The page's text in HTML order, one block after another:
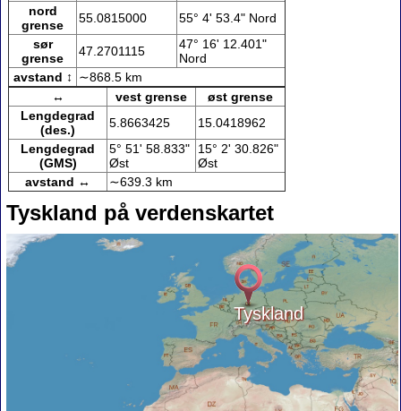
nord
grense
55.0815000
55° 4' 53.4" Nord
sør
grense
47.2701115
47° 16' 12.401"
Nord
avstand ↕
∼868.5 km
↔
vest grense
øst grense
Lengdegrad
(des.)
5.8663425
15.0418962
Lengdegrad
(GMS)
5° 51' 58.833"
Øst
15° 2' 30.826"
Øst
avstand ↔
∼639.3 km
Tyskland på verdenskartet
Tyskland